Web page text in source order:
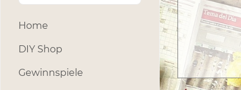
Home
DIY Shop
Gewinnspiele